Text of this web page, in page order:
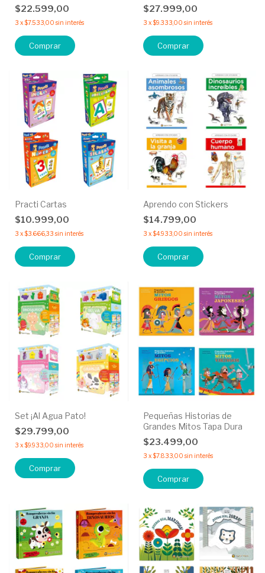
$22.599,00
3 x$7.533,00 sin interés
Comprar
$27.999,00
3 x$9.333,00 sin interés
Comprar
Practi Cartas
$10.999,00
3 x$3.666,33 sin interés
Comprar
Aprendo con Stickers
$14.799,00
3 x$4.933,00 sin interés
Comprar
Set ¡Al Agua Pato!
$29.799,00
3 x$9.933,00 sin interés
Comprar
Pequeñas Historias de
Grandes Mitos Tapa Dura
$23.499,00
3 x$7.833,00 sin interés
Comprar